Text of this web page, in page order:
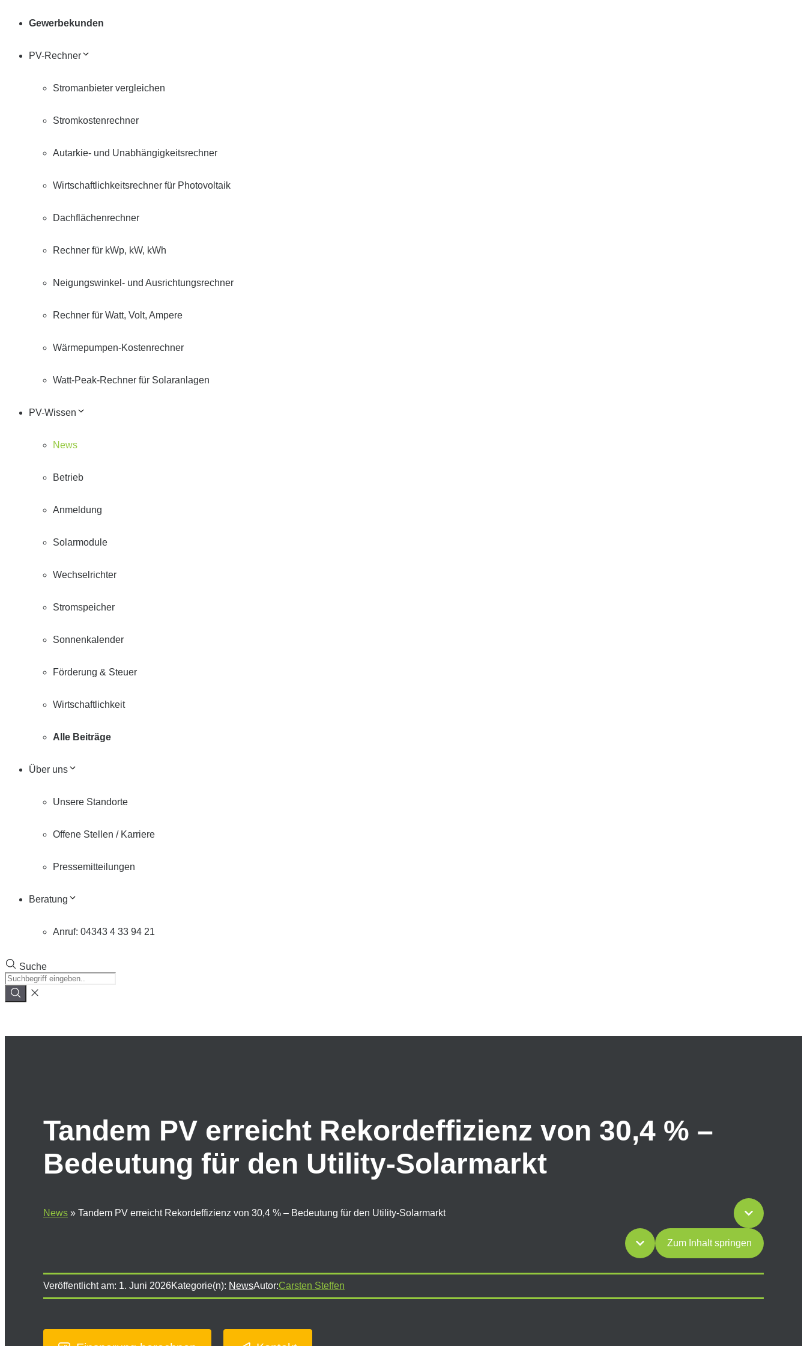
Gewerbekunden
PV-Rechner
Stromanbieter vergleichen
Stromkostenrechner
Autarkie- und Unabhängigkeitsrechner
Wirtschaftlichkeitsrechner für Photovoltaik
Dachflächenrechner
Rechner für kWp, kW, kWh
Neigungswinkel- und Ausrichtungsrechner
Rechner für Watt, Volt, Ampere
Wärmepumpen-Kostenrechner
Watt-Peak-Rechner für Solaranlagen
PV-Wissen
News
Betrieb
Anmeldung
Solarmodule
Wechselrichter
Stromspeicher
Sonnenkalender
Förderung & Steuer
Wirtschaftlichkeit
Alle Beiträge
Über uns
Unsere Standorte
Offene Stellen / Karriere
Pressemitteilungen
Beratung
Anruf: 04343 4 33 94 21
Suche
Tandem PV erreicht Rekordeffizienz von 30,4 % –
Bedeutung für den Utility-Solarmarkt
News » Tandem PV erreicht Rekordeffizienz von 30,4 % – Bedeutung für den Utility-Solarmarkt
Zum Inhalt springen
Veröffentlicht am: 1. Juni 2026Kategorie(n): NewsAutor:Carsten Steffen